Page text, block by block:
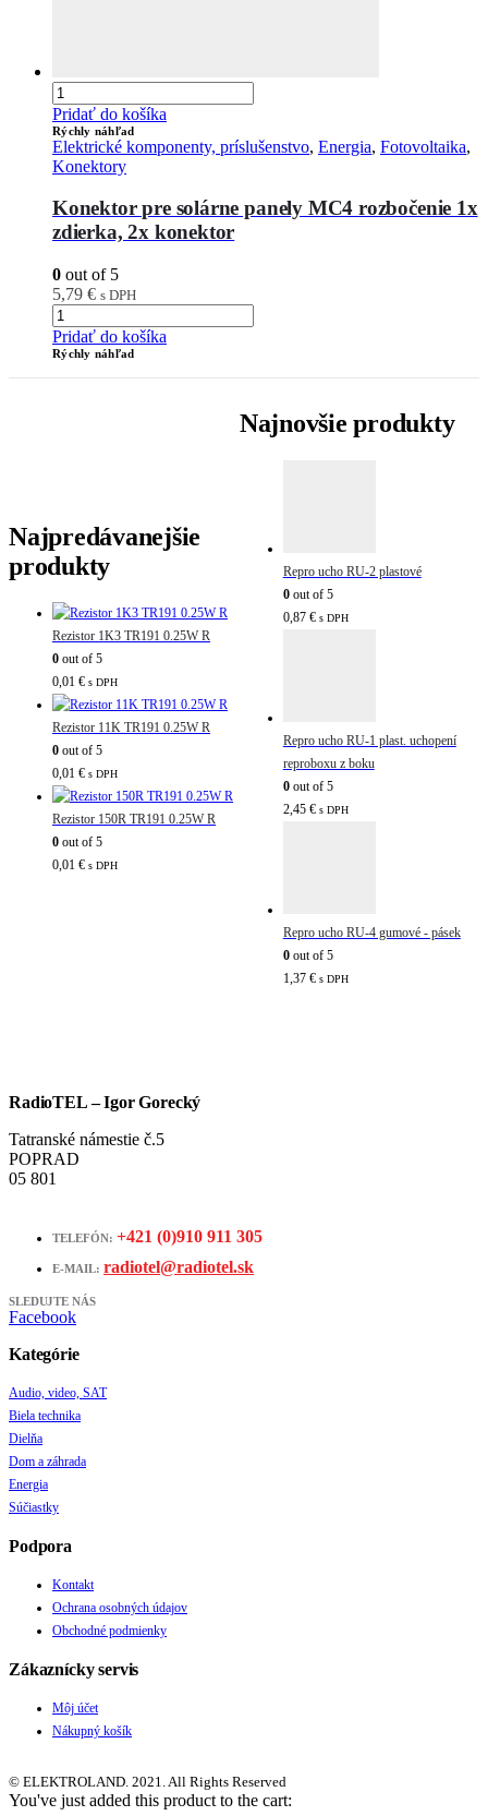
Pridať do košíka
Rýchly náhľad
Elektrické komponenty, príslušenstvo, Energia, Fotovoltaika,
Konektory
Konektor pre solárne panely MC4 rozbočenie 1x
zdierka, 2x konektor
0 out of 5
5,79 € s DPH
Pridať do košíka
Rýchly náhľad
Najpredávanejšie
produkty
Rezistor 1K3 TR191 0.25W R
0 out of 5
0,01 € s DPH
Rezistor 11K TR191 0.25W R
0 out of 5
0,01 € s DPH
Rezistor 150R TR191 0.25W R
0 out of 5
0,01 € s DPH
Najnovšie produkty
Repro ucho RU-2 plastové
0out of 5
0,87 € s DPH
Repro ucho RU-1 plast. uchopení
reproboxu z boku
0out of 5
2,45 € s DPH
Repro ucho RU-4 gumové - pásek
0out of 5
1,37 € s DPH
RadioTEL – Igor Gorecký
Tatranské námestie č.5
POPRAD
05 801
TELEFÓN: +421 (0)910 911 305
E-MAIL: radiotel@radiotel.sk
SLEDUJTE NÁS
Facebook
Kategórie
Audio, video, SAT
Biela technika
Dielňa
Dom a záhrada
Energia
Súčiastky
Podpora
Kontakt
Ochrana osobných údajov
Obchodné podmienky
Zákaznícky servis
Môj účet
Nákupný košík
© ELEKTROLAND. 2021. All Rights Reserved
You've just added this product to the cart: